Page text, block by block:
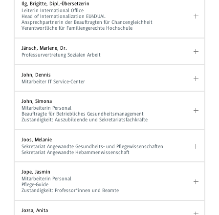
Ilg, Brigitte, Dipl.-Übersetzerin
Leiterin International Office
Head of Internationalization EU4DUAL
Ansprechpartnerin der Beauftragten für Chancengleichheit
Verantwortliche für Familiengerechte Hochschule
Jänsch, Marlene, Dr.
Professurvertretung Sozialen Arbeit
John, Dennis
Mitarbeiter IT Service-Center
John, Simona
Mitarbeiterin Personal
Beauftragte für Betriebliches Gesundheitsmanagement
Zuständigkeit: Auszubildende und Sekretariatsfachkräfte
Joos, Melanie
Sekretariat Angewandte Gesundheits- und Pflegewissenschaften
Sekretariat Angewandte Hebammenwissenschaft
Jope, Jasmin
Mitarbeiterin Personal
Pflege-Guide
Zuständigkeit: Professor*innen und Beamte
Jozsa, Anita